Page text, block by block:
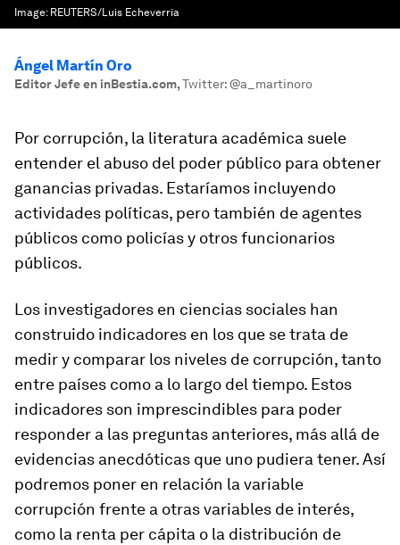
Image: REUTERS/Luis Echeverria
Ángel Martín Oro
Editor Jefe en inBestia.com,Twitter: @a_martinoro
Por corrupción, la literatura académica suele
entender el abuso del poder público para obtener
ganancias privadas. Estaríamos incluyendo
actividades políticas, pero también de agentes
públicos como policías y otros funcionarios
públicos.
Los investigadores en ciencias sociales han
construido indicadores en los que se trata de
medir y comparar los niveles de corrupción, tanto
entre países como a lo largo del tiempo. Estos
indicadores son imprescindibles para poder
responder a las preguntas anteriores, más allá de
evidencias anecdóticas que uno pudiera tener. Así
podremos poner en relación la variable
corrupción frente a otras variables de interés,
como la renta per cápita o la distribución de